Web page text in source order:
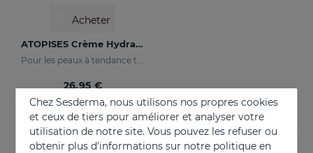
Acheter
ATOPISES Crème Hydratante Soin Intensif
Pour les peaux à tendance topique
26.95 €
Chez Sesderma, nous utilisons nos propres cookies
et ceux de tiers pour améliorer et analyser votre
utilisation de notre site. Vous pouvez les refuser ou
obtenir plus d'informations sur notre politique en